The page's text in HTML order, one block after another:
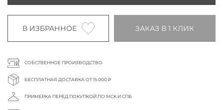
В ИЗБРАННОЕ ЗАКАЗ В 1 КЛИК
СОБСТВЕННОЕ ПРОИЗВОДСТВО
БЕСПЛАТНАЯ ДОСТАВКА ОТ 15 000 ₽
ПРИМЕРКА ПЕРЕД ПОКУПКОЙ ПО МСК И СПБ